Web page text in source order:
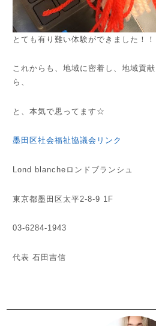
とても有り難い体験ができました！！
これからも、地域に密着し、地域貢
ら、
と、本気で思ってます☆
墨田区社会福祉協議会リンク
Lond blancheロンドブランシュ
東京都墨田区太平2-8-9 1F
03-6284-1943
代表 石田吉信